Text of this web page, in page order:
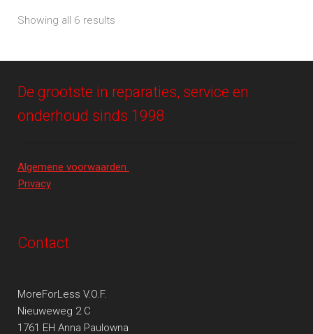
Showing all 6 results
De grootste in reparaties, service en
onderhoud sinds 1998
Algemene voorwaarden
Privacy
Contact
MoreForLess V.O.F.
Nieuweweg 2 C
1761 EH Anna Paulowna